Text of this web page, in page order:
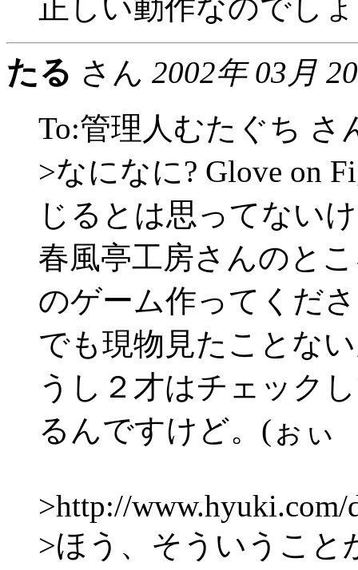
正しい動作なのでし
たる さん 2002年 03月
To:管理人むたぐち さ
>なになに? Glove on
じるとは思ってない
春風亭工房さんのと
のゲーム作ってくだ
でも現物見たことな
うし２才はチェック
るんですけど。(ぉぃ
>http://www.hyuki.com/
>ほう、そういうこと